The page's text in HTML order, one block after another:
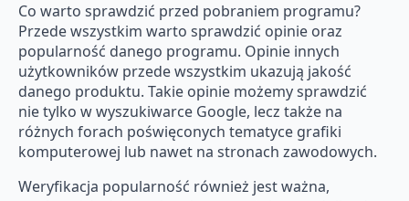
Co warto sprawdzić przed pobraniem programu?
Przede wszystkim warto sprawdzić opinie oraz
popularność danego programu. Opinie innych
użytkowników przede wszystkim ukazują jakość
danego produktu. Takie opinie możemy sprawdzić
nie tylko w wyszukiwarce Google, lecz także na
różnych forach poświęconych tematyce grafiki
komputerowej lub nawet na stronach zawodowych.
Weryfikacja popularność również jest ważna,